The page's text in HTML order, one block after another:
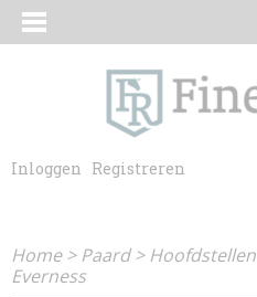
Inloggen Registreren
Home>Paard>Hoofdstellen
Everness